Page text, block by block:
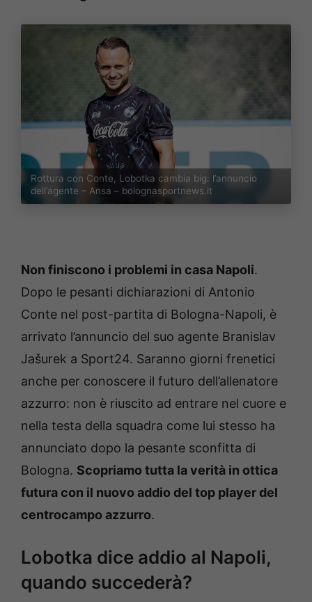
Rottura con Conte, Lobotka cambia big: l’annuncio
dell’agente – Ansa – bolognasportnews.it
Non finiscono i problemi in casa Napoli.
Dopo le pesanti dichiarazioni di Antonio
Conte nel post-partita di Bologna-Napoli, è
arrivato l’annuncio del suo agente Branislav
Jašurek a Sport24. Saranno giorni frenetici
anche per conoscere il futuro dell’allenatore
azzurro: non è riuscito ad entrare nel cuore e
nella testa della squadra come lui stesso ha
annunciato dopo la pesante sconfitta di
Bologna. Scopriamo tutta la verità in ottica
futura con il nuovo addio del top player del
centrocampo azzurro.
Lobotka dice addio al Napoli,
quando succederà?